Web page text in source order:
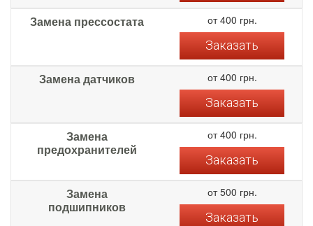
Замена прессостата от 400 грн.
Заказать
Замена датчиков от 400 грн.
Заказать
Замена
предохранителей
от 400 грн.
Заказать
Замена
подшипников
от 500 грн.
Заказать